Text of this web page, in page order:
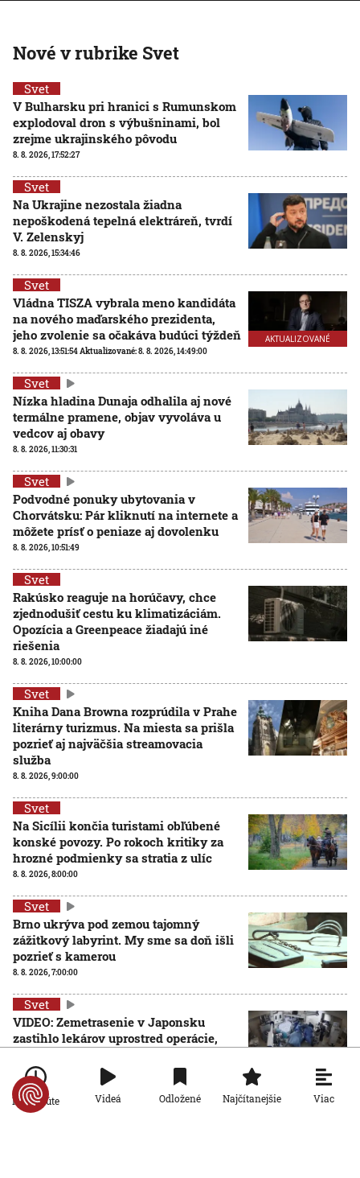
Nové v rubrike Svet
Svet
V Bulharsku pri hranici s Rumunskom
explodoval dron s výbušninami, bol
zrejme ukrajinského pôvodu
8. 8. 2026, 17:52:27
Svet
Na Ukrajine nezostala žiadna
nepoškodená tepelná elektráreň, tvrdí
V. Zelenskyj
8. 8. 2026, 15:34:46
AKTUALIZOVANÉ
Svet
Vládna TISZA vybrala meno kandidáta
na nového maďarského prezidenta,
jeho zvolenie sa očakáva budúci týždeň
8. 8. 2026, 13:51:54Aktualizované:8. 8. 2026, 14:49:00
Svet
Nízka hladina Dunaja odhalila aj nové
termálne pramene, objav vyvoláva u
vedcov aj obavy
8. 8. 2026, 11:30:31
Svet
Podvodné ponuky ubytovania v
Chorvátsku: Pár kliknutí na internete a
môžete prísť o peniaze aj dovolenku
8. 8. 2026, 10:51:49
Svet
Rakúsko reaguje na horúčavy, chce
zjednodušiť cestu ku klimatizáciám.
Opozícia a Greenpeace žiadajú iné
riešenia
8. 8. 2026, 10:00:00
Svet
Kniha Dana Browna rozprúdila v Prahe
literárny turizmus. Na miesta sa prišla
pozrieť aj najväčšia streamovacia
služba
8. 8. 2026, 9:00:00
Svet
Na Sicílii končia turistami obľúbené
konské povozy. Po rokoch kritiky za
hrozné podmienky sa stratia z ulíc
8. 8. 2026, 8:00:00
Svet
Brno ukrýva pod zemou tajomný
zážitkový labyrint. My sme sa doň išli
pozrieť s kamerou
8. 8. 2026, 7:00:00
Svet
VIDEO: Zemetrasenie v Japonsku
zastihlo lekárov uprostred operácie,
7. 8. 2026, 15:01:59
Svet
Po minúte Videá Odložené Najčítanejšie Viac